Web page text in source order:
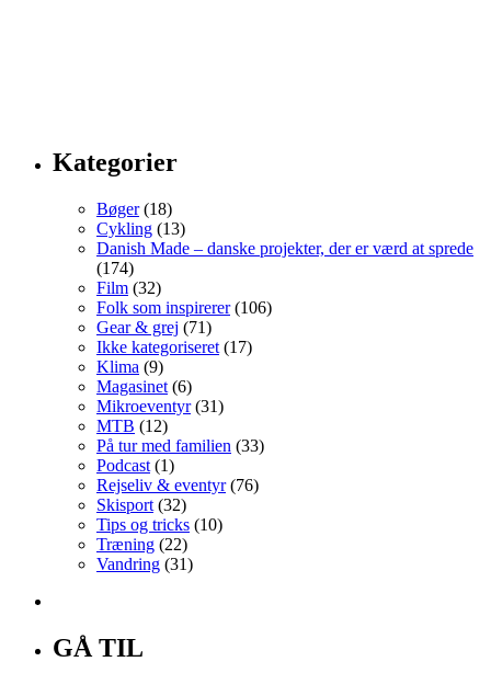
Kategorier
Bøger(18)
Cykling (13)
Danish Made – danske projekter, der er værd at sprede
(174)
Film (32)
Folk som inspirerer(106)
Gear & grej (71)
Ikke kategoriseret (17)
Klima (9)
Magasinet (6)
Mikroeventyr(31)
MTB (12)
På tur med familien (33)
Podcast (1)
Rejseliv & eventyr(76)
Skisport (32)
Tips og tricks (10)
Træning (22)
Vandring (31)
GÅ TIL